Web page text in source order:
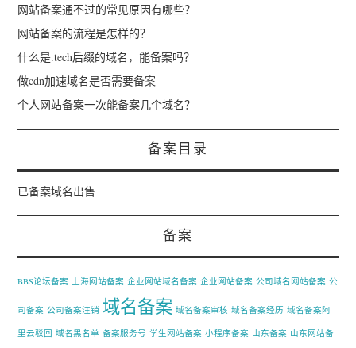
网站备案通不过的常见原因有哪些？
网站备案的流程是怎样的？
什么是.tech后缀的域名，能备案吗？
做cdn加速域名是否需要备案
个人网站备案一次能备案几个域名？
备案目录
已备案域名出售
备案
BBS论坛备案 上海网站备案 企业网站域名备案 企业网站备案 公司域名网站备案 公
司备案 公司备案注销 域名备案 域名备案审核 域名备案经历 域名备案阿
里云驳回 域名黑名单 备案服务号 学生网站备案 小程序备案 山东备案 山东网站备